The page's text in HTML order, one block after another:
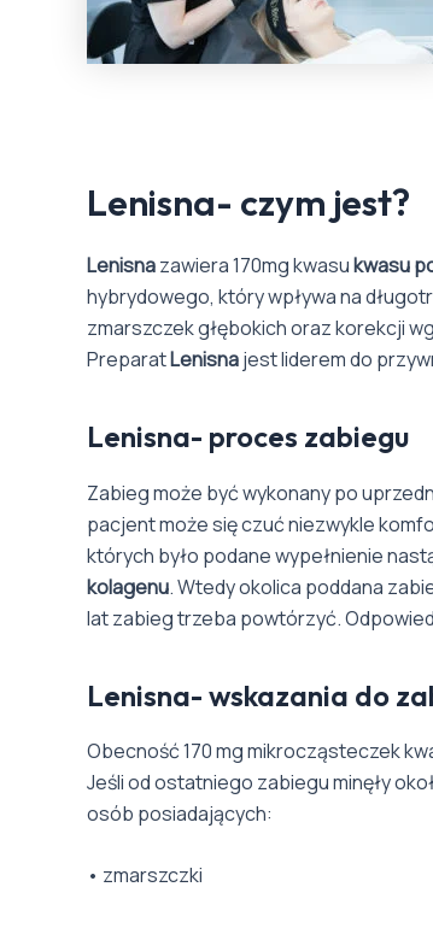
Lenisna- czym jest?
Lenisnazawiera 170mg kwasukwasu
hybrydowego, który wpływa na
zmarszczek głębokich oraz korekcji
PreparatLenisnajest liderem do
Lenisna- proces zabiegu
Zabieg może być wykonany po
pacjent może się czuć niezwykle
których było podane wypełnienie
kolagenu. Wtedy okolica poddana
lat zabieg trzeba powtórzyć.
Lenisna- wskazania do
Obecność 170 mg mikrocząsteczek
Jeśli od ostatniego zabiegu minęły
osób posiadających:
• zmarszczki